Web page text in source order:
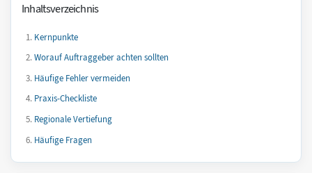
Inhaltsverzeichnis
Kernpunkte
Worauf Auftraggeber achten sollten
Häufige Fehler vermeiden
Praxis-Checkliste
Regionale Vertiefung
Häufige Fragen